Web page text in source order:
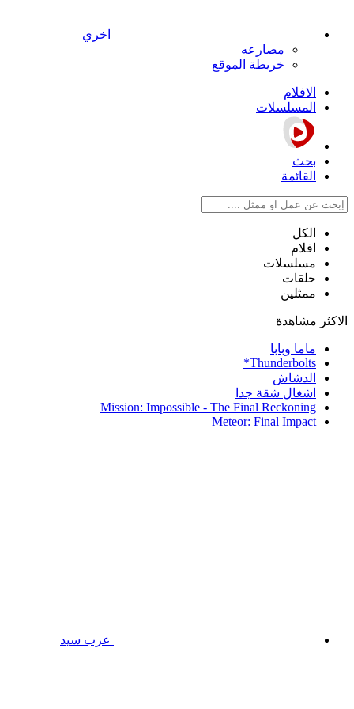
اخري
مصارعه
خريطة الموقع
الافلام
المسلسلات
بحث
القائمة
الكل
افلام
مسلسلات
حلقات
ممثلين
الاكثر مشاهدة
ماما وبابا
Thunderbolts*
الدشاش
اشغال شقة جدا
Mission: Impossible - The Final Reckoning
Meteor: Final Impact
عرب سيد